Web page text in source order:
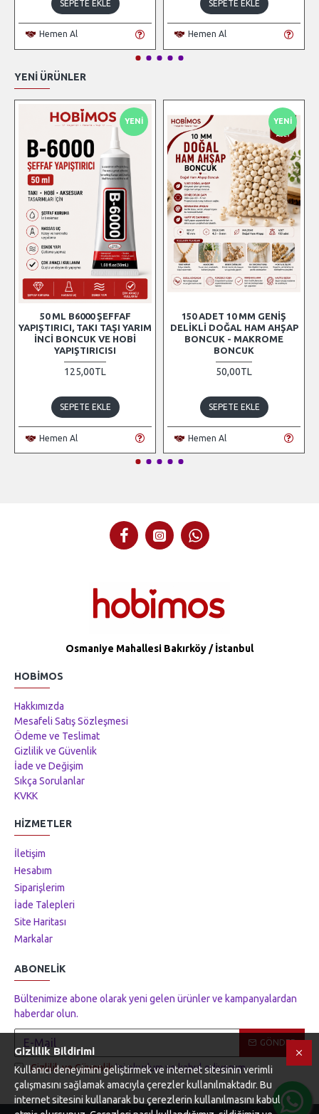
Tek Tıkla Ödeme Kolaylığı
SEPETE EKLE
Hemen Al
SEPETE EKLE
Hemen Al
YENI ÜRÜNLER
YENI
50 ML B6000 ŞEFFAF
YAPIŞTIRICI, TAKI TAŞI YARIM
İNCI BONCUK VE HOBI
YAPIŞTIRICISI
125,00TL
SEPETE EKLE
Hemen Al
YENI
150 ADET 10 MM GENIŞ
DELIKLI DOĞAL HAM AHŞAP
BONCUK - MAKROME
BONCUK
50,00TL
SEPETE EKLE
Hemen Al
Osmaniye Mahallesi Bakırköy / İstanbul
HOBIMOS
Hakkımızda
Mesafeli Satış Sözleşmesi
Ödeme ve Teslimat
Gizlilik ve Güvenlik
İade ve Değişim
Sıkça Sorulanlar
KVKK
HIZMETLER
İletişim
Hesabım
Siparişlerim
İade Talepleri
Site Haritası
Markalar
ABONELIK
Bültenimize abone olarak yeni gelen ürünler ve kampanyalardan
haberdar olun.
GÖNDER
Gizlilik ve Güvenlik'ni okudum ve kabul ediyorum.
Gizlilik Bildirimi
Kullanıcı deneyimini geliştirmek ve internet sitesinin verimli
çalışmasını sağlamak amacıyla çerezler kullanılmaktadır. Bu
internet sitesini kullanarak bu çerezlerin kullanılmasını kabul